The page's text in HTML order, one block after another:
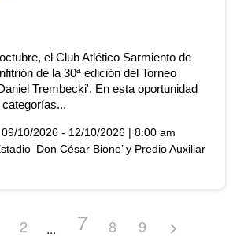
el Club Atlético Sarmiento de
de la 30ª edición del Torneo
Trembecki'. En esta oportunidad
09/10/2026 - 12/10/2026 | 8:00 am
‘Don César Bione’ y Predio Auxiliar
2 7 8 9